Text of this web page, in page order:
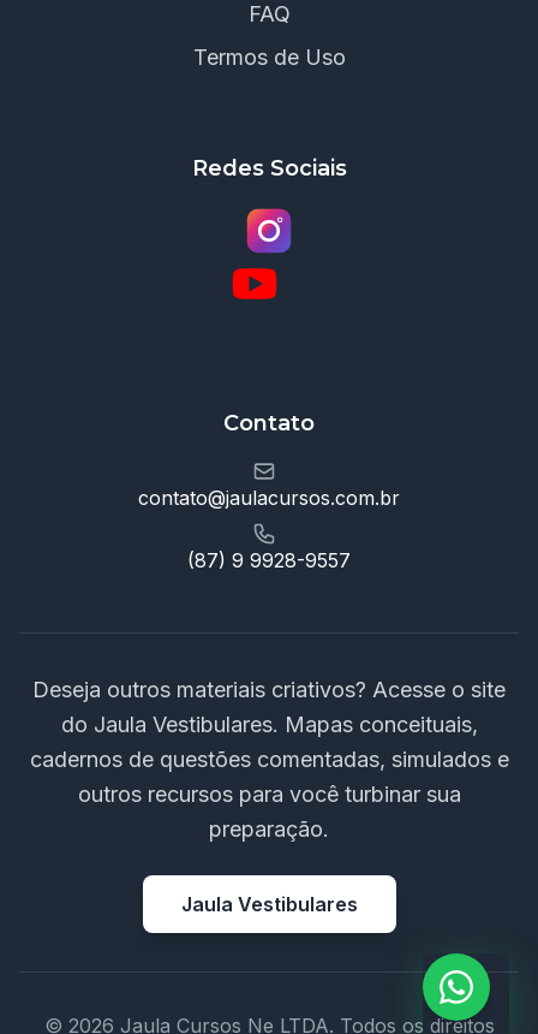
FAQ
Termos de Uso
Redes Sociais
Contato
contato@jaulacursos.com.br
(87) 9 9928-9557
Deseja outros materiais criativos? Acesse o site
do Jaula Vestibulares. Mapas conceituais,
cadernos de questões comentadas, simulados e
outros recursos para você turbinar sua
preparação.
Jaula Vestibulares
© 2026 Jaula Cursos Ne LTDA. Todos os direitos